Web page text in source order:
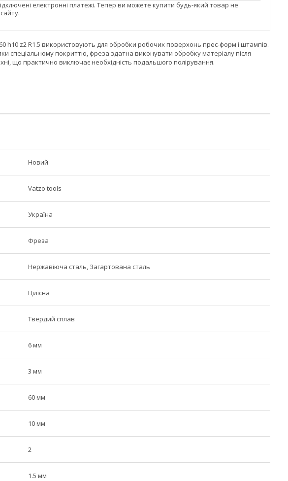
електронні платежі. Тепер ви можете купити будь-який товар не
h10 z2 R1.5 використовують для обробки робочих поверхонь прес-форм і штампів.
спеціальному покриттю, фреза здатна виконувати обробку матеріалу після
що практично виключає необхідність подальшого полірування.
Новий
Vatzo tools
Україна
Фреза
Нержавіюча сталь, Загартована сталь
Цілісна
Твердий сплав
6 мм
3 мм
60 мм
10 мм
2
1.5 мм